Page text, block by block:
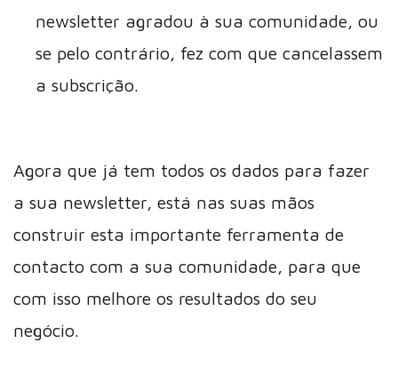
newsletter agradou à sua comunidade, ou
se pelo contrário, fez com que cancelassem
a subscrição.
Agora que já tem todos os dados para fazer
a sua newsletter, está nas suas mãos
construir esta importante ferramenta de
contacto com a sua comunidade, para que
com isso melhore os resultados do seu
negócio.